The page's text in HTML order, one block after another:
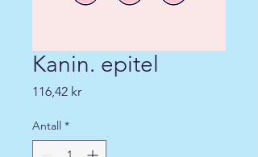
Kanin. epitel
116,42 krPris
Antall *